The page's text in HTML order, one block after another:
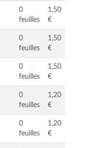
0
feuilles
1,50
€
0
feuilles
1,50
€
0
feuilles
1,50
€
0
feuilles
1,20
€
0
feuilles
1,20
€